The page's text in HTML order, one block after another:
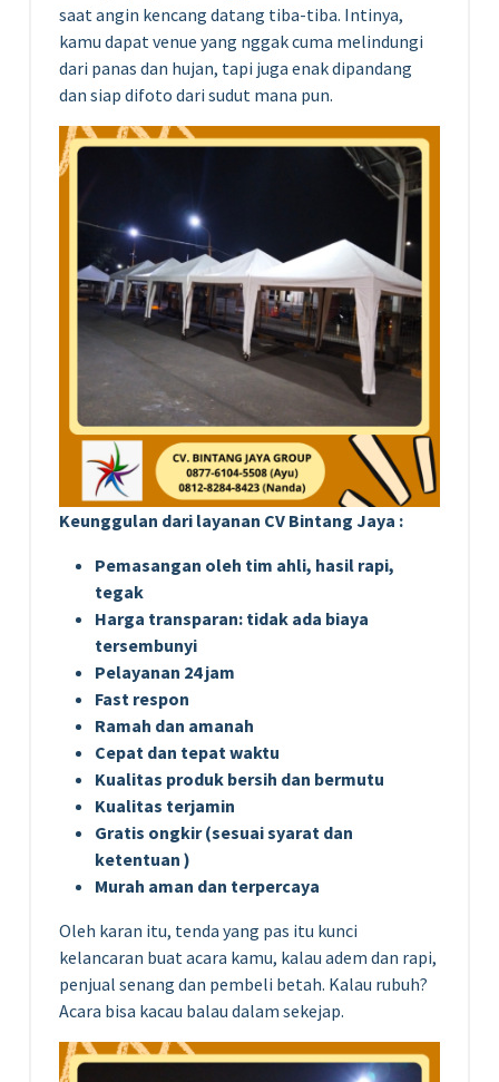
saat angin kencang datang tiba-tiba. Intinya,
kamu dapat venue yang nggak cuma melindungi
dari panas dan hujan, tapi juga enak dipandang
dan siap difoto dari sudut mana pun.
Keunggulan dari layanan CV Bintang Jaya :
Pemasangan oleh tim ahli, hasil rapi,
tegak
Harga transparan: tidak ada biaya
tersembunyi
Pelayanan 24 jam
Fast respon
Ramah dan amanah
Cepat dan tepat waktu
Kualitas produk bersih dan bermutu
Kualitas terjamin
Gratis ongkir (sesuai syarat dan
ketentuan )
Murah aman dan terpercaya
Oleh karan itu, tenda yang pas itu kunci
kelancaran buat acara kamu, kalau adem dan rapi,
penjual senang dan pembeli betah. Kalau rubuh?
Acara bisa kacau balau dalam sekejap.